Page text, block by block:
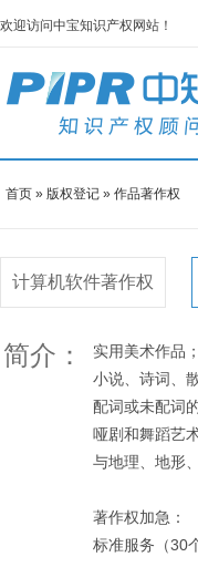
欢迎访问中宝知识产权网站！
首页 » 版权登记 » 作品著作权
计算机软件著作权
简介：
实用美术作品
小说、诗词、
配词或未配词
哑剧和舞蹈艺
与地理、地形
著作权加急：
标准服务（30